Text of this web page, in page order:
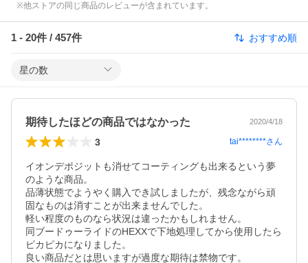
※他ストアの同じ商品のレビューが含まれています。
1 - 20件 / 457件 おすすめ順
星の数
期待したほどの商品ではなかった 2020/4/18
3 tai********さん
イオンデポジットも消せてコーティングも出来るという夢
のような商品。
品薄状態でようやく購入でき試しましたが、残念ながら頑
固なものは消すことが出来ませんでした。
軽い程度のものなら状況は違ったかもしれません。
同ブードゥーライドのHEXXで下地処理してから使用したら
ピカピカになりました。
良い商品だとは思いますが過度な期待は禁物です。